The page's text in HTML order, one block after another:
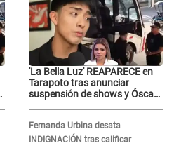
'La Bella Luz' REAPARECE en
Tarapoto tras anunciar
suspensión de shows y Óscar
Fernanda Urbina desata
INDIGNACIÓN tras calificar